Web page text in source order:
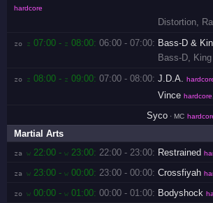
hardcore
Distortion,
zo z 07:00 - z 08:00:06:00 - 07:00: Bass-D &
Bass-D,
zo z 08:00 - z 09:00:07:00 - 08:00: J.D.A.
Vince
Syco · MC
Martial Arts
za w 22:00 -w 23:00: 22:00 - 23:00: Restrained
za w 23:00 -w 00:00: 23:00 - 00:00: Crossfiyah
zo w 00:00 -w 01:00:00:00 - 01:00: Bodyshock